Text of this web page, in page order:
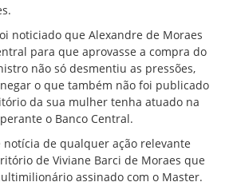
noticiado que Alexandre de Moraes
para que aprovasse a compra do
não só desmentiu as pressões,
negar o que também não foi publicado
da sua mulher tenha atuado na
o Banco Central.
notícia de qualquer ação relevante
de Viviane Barci de Moraes que
assinado com o Master.